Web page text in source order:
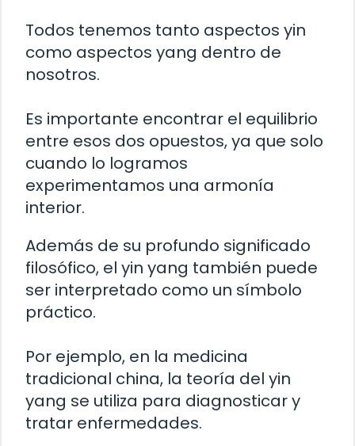
Todos tenemos tanto aspectos yin
como aspectos yang dentro de
nosotros.
Es importante encontrar el equilibrio
entre esos dos opuestos, ya que solo
cuando lo logramos
experimentamos una armonía
interior.
Además de su profundo significado
filosófico, el yin yang también puede
ser interpretado como un símbolo
práctico.
Por ejemplo, en la medicina
tradicional china, la teoría del yin
yang se utiliza para diagnosticar y
tratar enfermedades.